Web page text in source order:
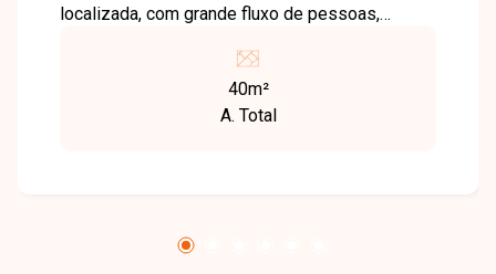
localizada, com grande fluxo de pessoas,
acesso às principais vias da cidade. Próximo a
diversos comércios e serviços, é uma
excelente opção para quem busca visibilidade e
diversos segmentos comerciais, oferecendo
40m²
A. Total